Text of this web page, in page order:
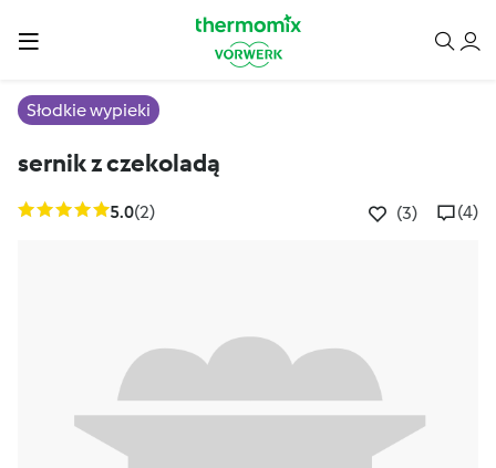
Słodkie wypieki
sernik z czekoladą
5.0(2) (3) (4)